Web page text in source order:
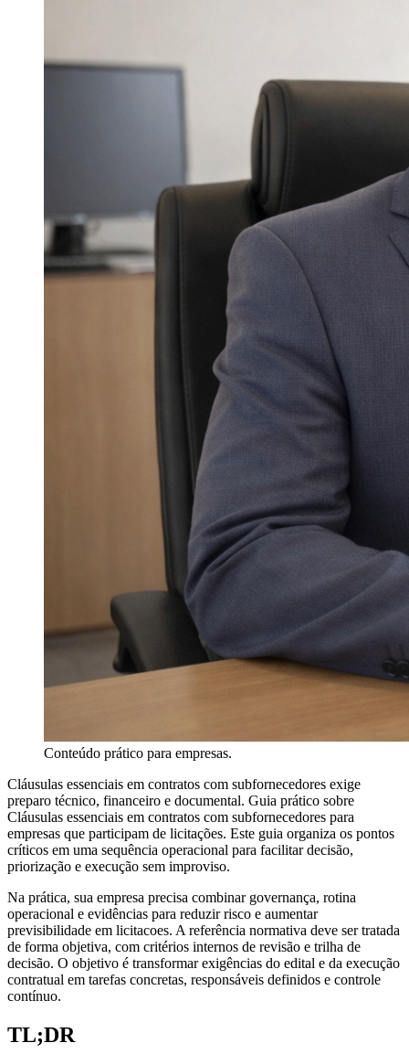
Conteúdo prático para empresas.
Cláusulas essenciais em contratos com subfornecedores exige
preparo técnico, financeiro e documental. Guia prático sobre
Cláusulas essenciais em contratos com subfornecedores para
empresas que participam de licitações. Este guia organiza os pontos
críticos em uma sequência operacional para facilitar decisão,
priorização e execução sem improviso.
Na prática, sua empresa precisa combinar governança, rotina
operacional e evidências para reduzir risco e aumentar
previsibilidade em licitacoes. A referência normativa deve ser tratada
de forma objetiva, com critérios internos de revisão e trilha de
decisão. O objetivo é transformar exigências do edital e da execução
contratual em tarefas concretas, responsáveis definidos e controle
contínuo.
TL;DR